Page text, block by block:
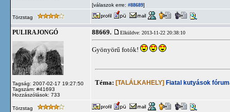
[válaszok erre: #88689]
Törzstag
PULIRAJONGÓ
Tagság: 2007-02-17 19:27:50
Tagszám: #41693
Hozzászólások: 733
88669. Elküldve: 2013-11-22 20:38:10
Gyönyörű fotók!
Téma: [TALÁLKAHELY] Fiatal kutyások
Törzstag